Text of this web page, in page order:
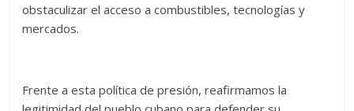
obstaculizar el acceso a combustibles, tecnologías y
mercados.
Frente a esta política de presión, reafirmamos la